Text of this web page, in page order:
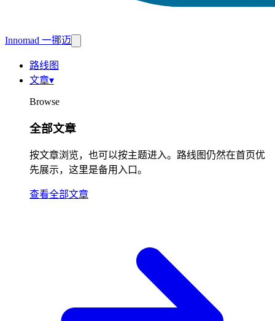
Innomad 一挪迈
路线图
文章▾
Browse
全部文章
按文章浏览，也可以按主题进入。路线图仍然在首页优
先展示，这里是备用入口。
查看全部文章